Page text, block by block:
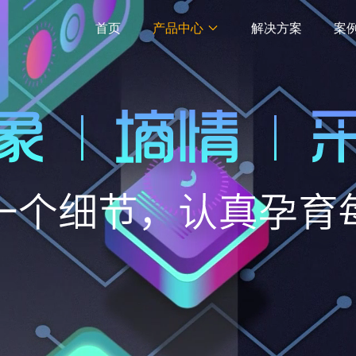
首页 产品中心 解决方案 案